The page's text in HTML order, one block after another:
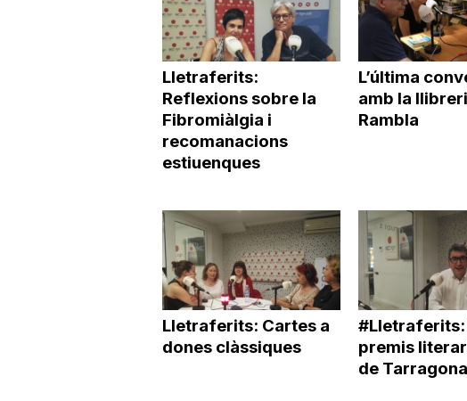
a
Lletraferits:
Reflexions sobre la
Fibromiàlgia i
recomanacions
estiuenques
L’última
amb la
Rambla
Lletraferits: Cartes a
dones clàssiques
#Lletraferits:
premis
de Tarragona